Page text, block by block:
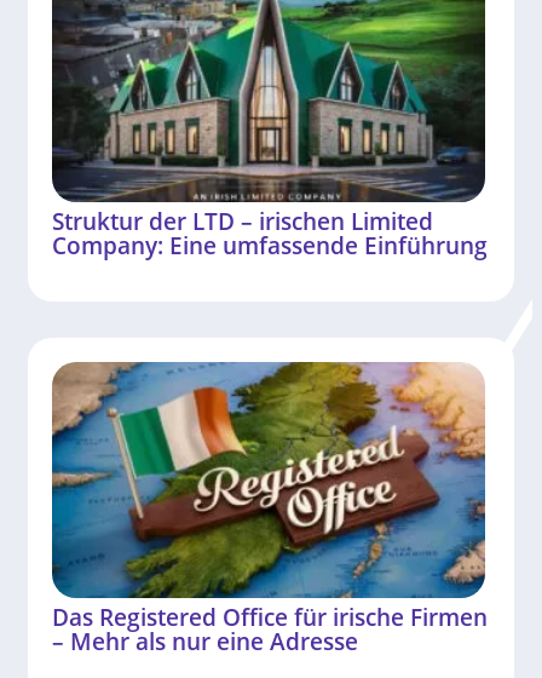
Struktur der LTD – irischen Limited
Company: Eine umfassende Einführung
Das Registered Office für irische Firmen
– Mehr als nur eine Adresse